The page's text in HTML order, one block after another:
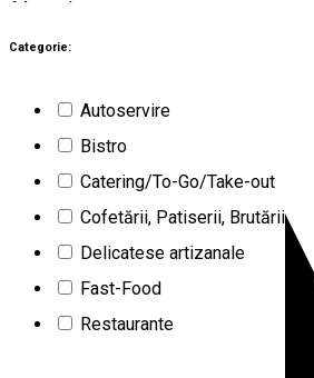
Categorie:
Autoservire
Bistro
Catering/To-Go/Take-out
Cofetării, Patiserii, Brutării
Delicatese artizanale
Fast-Food
Restaurante
64 rezultate
Miercurea Ciuc (HR)
5t Kutya / 5 Câini